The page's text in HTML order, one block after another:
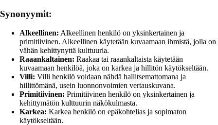
Synonyymit:
Alkeellinen: Alkeellinen henkilö on yksinkertainen ja
primitiivinen. Alkeellinen käytetään kuvaamaan ihmistä, jolla on
vähän kehittynyttä kulttuuria.
Raaankaltainen: Raakaa tai raaankaltaista käytetään
kuvaamaan henkilöä, joka on karkea ja hillitön käytökseltään.
Villi: Villi henkilö voidaan nähdä hallitsemattomana ja
hillittömänä, usein luonnonvoimien vertauskuvana.
Primitiivinen: Primitiivinen henkilö on yksinkertainen ja
kehittymätön kulttuurin näkökulmasta.
Karkea: Karkea henkilö on epäkohtelias ja sopimaton
käytökseltään.